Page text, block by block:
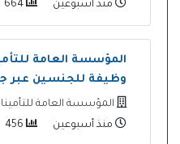
منذ أسبوعين
المؤسسة العامة
وظيفة للجنسين عبر
المؤسسة العامة
منذ أسبوعين